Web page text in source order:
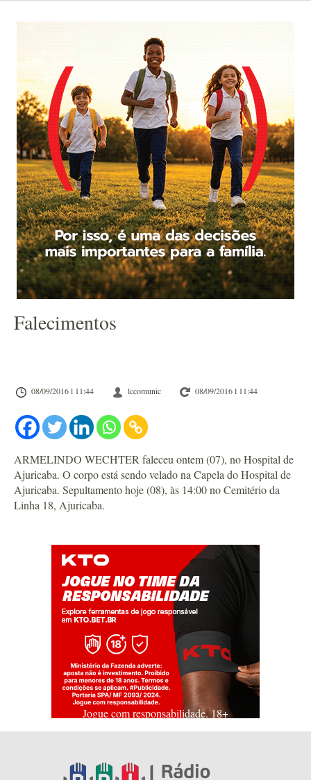
Falecimentos
08/09/2016 l 11:44 lccomunic 08/09/2016 l 11:44
ARMELINDO WECHTER faleceu ontem (07), no Hospital de
Ajuricaba. O corpo está sendo velado na Capela do Hospital de
Ajuricaba. Sepultamento hoje (08), às 14:00 no Cemitério da
Linha 18, Ajuricaba.
Jogue com responsabilidade. 18+